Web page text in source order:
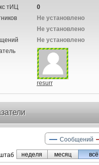
тИЦ
0
Не установлено
Не установлено
Не установлено
resurr
Сообщений
неделя месяц всё